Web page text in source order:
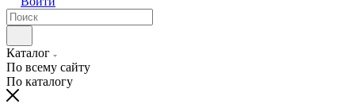
Каталог
По всему сайту
По каталогу